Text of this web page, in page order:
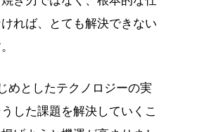
れば、とても解決できない
めとしたテクノロジーの実
した課題を解決していくこ